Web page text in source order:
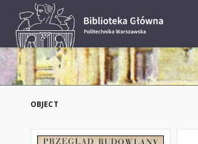
OBJECT